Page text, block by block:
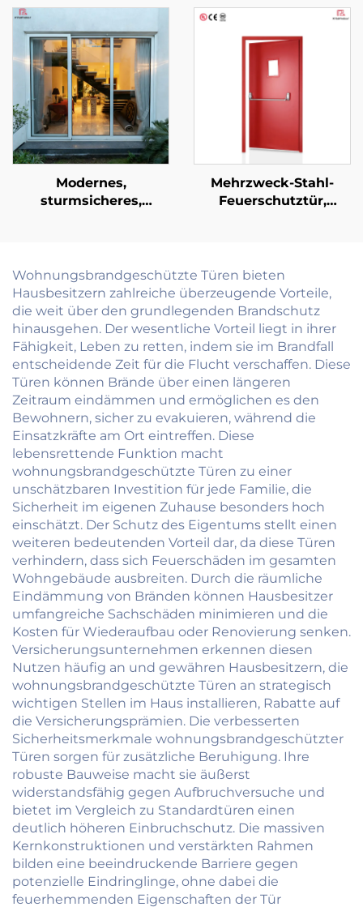
Aluminiumlegierung,
schalldicht mit sehr
schlankem Rahmen,
Wärmeisolierung
Modernes,
sturmsicheres,
Schiebetürsystem für
Terrasse, Balkon,
Außenbereich, mit
Glas
Mehrzweck-Stahl-
Feuerschutztür,
Industriezwecke
Wohnungsbrandgeschützte Türen bieten
Hausbesitzern zahlreiche überzeugende Vorteile,
die weit über den grundlegenden Brandschutz
hinausgehen. Der wesentliche Vorteil liegt in ihrer
Fähigkeit, Leben zu retten, indem sie im Brandfall
entscheidende Zeit für die Flucht verschaffen. Diese
Türen können Brände über einen längeren
Zeitraum eindämmen und ermöglichen es den
Bewohnern, sicher zu evakuieren, während die
Einsatzkräfte am Ort eintreffen. Diese
lebensrettende Funktion macht
wohnungsbrandgeschützte Türen zu einer
unschätzbaren Investition für jede Familie, die
Sicherheit im eigenen Zuhause besonders hoch
einschätzt. Der Schutz des Eigentums stellt einen
weiteren bedeutenden Vorteil dar, da diese Türen
verhindern, dass sich Feuerschäden im gesamten
Wohngebäude ausbreiten. Durch die räumliche
Eindämmung von Bränden können Hausbesitzer
umfangreiche Sachschäden minimieren und die
Kosten für Wiederaufbau oder Renovierung senken.
Versicherungsunternehmen erkennen diesen
Nutzen häufig an und gewähren Hausbesitzern, die
wohnungsbrandgeschützte Türen an strategisch
wichtigen Stellen im Haus installieren, Rabatte auf
die Versicherungsprämien. Die verbesserten
Sicherheitsmerkmale wohnungsbrandgeschützter
Türen sorgen für zusätzliche Beruhigung. Ihre
robuste Bauweise macht sie äußerst
widerstandsfähig gegen Aufbruchversuche und
bietet im Vergleich zu Standardtüren einen
deutlich höheren Einbruchschutz. Die massiven
Kernkonstruktionen und verstärkten Rahmen
bilden eine beeindruckende Barriere gegen
potenzielle Eindringlinge, ohne dabei die
feuerhemmenden Eigenschaften der Tür